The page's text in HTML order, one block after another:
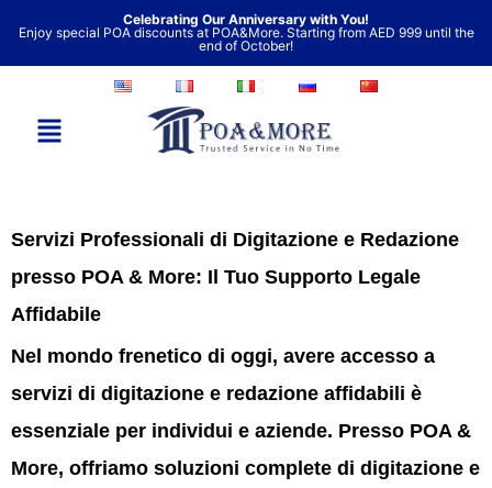
contenuto
Celebrating Our Anniversary with You!
Enjoy special POA discounts at POA&More. Starting from AED 999 until the
end of October!
Servizi Professionali di Digitazione e Redazione
presso POA & More: Il Tuo Supporto Legale
Affidabile
Nel mondo frenetico di oggi, avere accesso a
servizi di digitazione e redazione affidabili è
essenziale per individui e aziende. Presso POA &
More, offriamo soluzioni complete di digitazione e